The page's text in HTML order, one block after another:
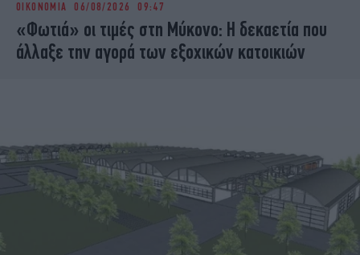
iBOOKS
OSCARS
THE OCEAN
MEDIA
ELAMEFORA
ΟΙΚΟΝΟΜΙΑ 06/08/2026 09:47
«Φωτιά» οι τιμές στη Μύκονο: Η δεκαετία που
άλλαξε την αγορά των εξοχικών κατοικιών